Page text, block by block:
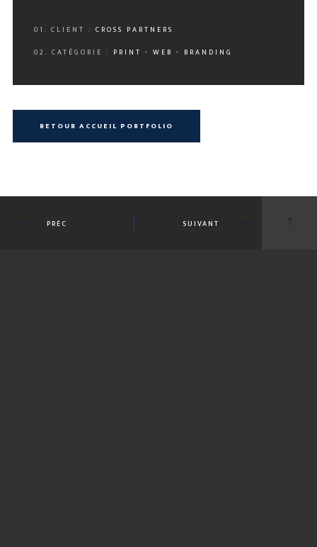
PRÉC SUIVANT
01. CLIENT : CROSS PARTNERS
02. CATÉGORIE : PRINT - WEB - BRANDING
RETOUR ACCUEIL PORTFOLIO